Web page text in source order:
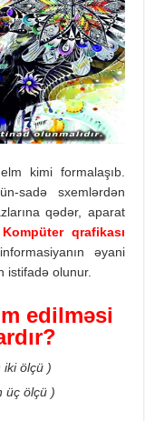
kimi formalaşıb.
sadə sxemlərdən
qədər, aparat
Kompüter qrafikası
əyani
istifadə olunur.
edilməsi
ölçü )
üç ölçü )